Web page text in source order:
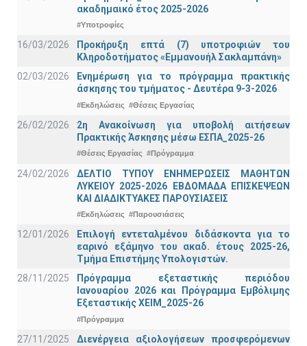
ακαδημαικό έτος 2025-2026
#Υποτροφίες
16/03/2026
Προκήρυξη επτά (7) υποτροφιών του
Κληροδοτήματος «Εμμανουήλ Σακλαμπάνη»
02/03/2026
Ενημέρωση για το πρόγραμμα πρακτικής
άσκησης του τμήματος - Δευτέρα 9-3-2026
#Εκδηλώσεις #Θέσεις Εργασίας
26/02/2026
2η Ανακοίνωση για υποβολή αιτήσεων
Πρακτικής Άσκησης μέσω ΕΣΠΑ_2025-26
#Θέσεις Εργασίας #Πρόγραμμα
24/02/2026
ΔΕΛΤΙΟ ΤΥΠΟΥ ΕΝΗΜΕΡΩΣΕΙΣ ΜΑΘΗΤΩΝ
ΛΥΚΕΙΟΥ 2025-2026 ΕΒΔΟΜΑΔΑ ΕΠΙΣΚΕΨΕΩΝ
ΚΑΙ ΔΙΑΔΙΚΤΥΑΚΕΣ ΠΑΡΟΥΣΙΑΣΕΙΣ
#Εκδηλώσεις #Παρουσιάσεις
12/01/2026
Επιλογή εντεταλμένου διδάσκοντα για το
εαρινό εξάμηνο του ακαδ. έτους 2025-26,
Τμήμα Επιστήμης Υπολογιστών.
28/11/2025
Πρόγραμμα εξεταστικής περιόδου
Ιανουαρίου 2026 και Πρόγραμμα Εμβόλιμης
Εξεταστικής ΧΕΙΜ_2025-26
#Πρόγραμμα
27/11/2025
Διενέργεια αξιολογήσεων προσφερόμενων